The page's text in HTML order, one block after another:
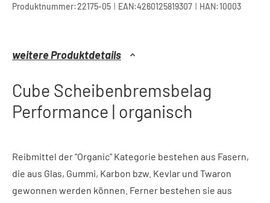
Produktnummer:22175-05 | EAN:4260125819307 | HAN:10003
weitere Produktdetails
Cube Scheibenbremsbelag
Performance | organisch
Reibmittel der "Organic" Kategorie bestehen aus Fasern,
die aus Glas, Gummi, Karbon bzw. Kevlar und Twaron
gewonnen werden können. Ferner bestehen sie aus